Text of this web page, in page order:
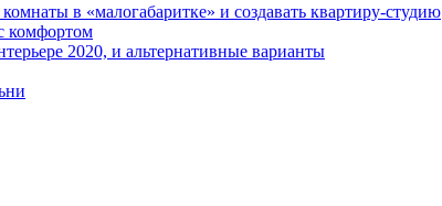
в «малогабаритке» и создавать квартиру-студию
комфортом
2020, и альтернативные варианты